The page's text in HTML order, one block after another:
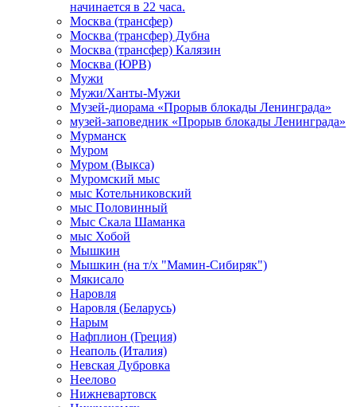
начинается в 22 часа.
Москва (трансфер)
Москва (трансфер) Дубна
Москва (трансфер) Калязин
Москва (ЮРВ)
Мужи
Мужи/Ханты-Мужи
Музей-диорама «Прорыв блокады Ленинграда»
музей-заповедник «Прорыв блокады Ленинграда»
Мурманск
Муром
Муром (Выкса)
Муромский мыс
мыс Котельниковский
мыс Половинный
Мыс Скала Шаманка
мыс Хобой
Мышкин
Мышкин (на т/х "Мамин-Сибиряк")
Мякисало
Наровля
Наровля (Беларусь)
Нарым
Нафплион (Греция)
Неаполь (Италия)
Невская Дубровка
Неелово
Нижневартовск